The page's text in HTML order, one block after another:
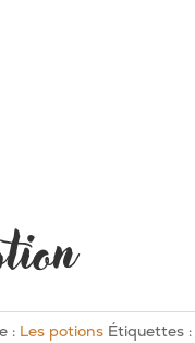
: Les potions Étiquettes :